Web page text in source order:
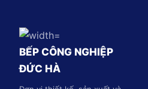
BẾP CÔNG NGHIỆP
ĐỨC HÀ